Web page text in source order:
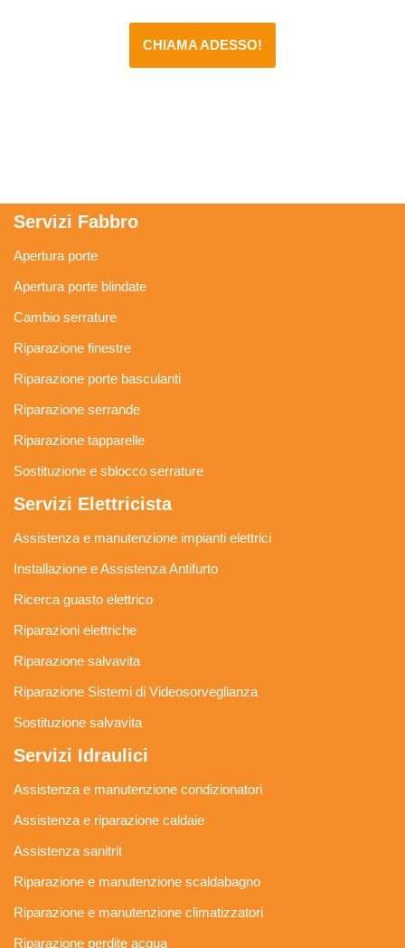
CHIAMA ADESSO!
Servizi Fabbro
Apertura porte
Apertura porte blindate
Cambio serrature
Riparazione finestre
Riparazione porte basculanti
Riparazione serrande
Riparazione tapparelle
Sostituzione e sblocco serrature
Servizi Elettricista
Assistenza e manutenzione impianti elettrici
Installazione e Assistenza Antifurto
Ricerca guasto elettrico
Riparazioni elettriche
Riparazione salvavita
Riparazione Sistemi di Videosorveglianza
Sostituzione salvavita
Servizi Idraulici
Assistenza e manutenzione condizionatori
Assistenza e riparazione caldaie
Assistenza sanitrit
Riparazione e manutenzione scaldabagno
Riparazione e manutenzione climatizzatori
Riparazione perdite acqua